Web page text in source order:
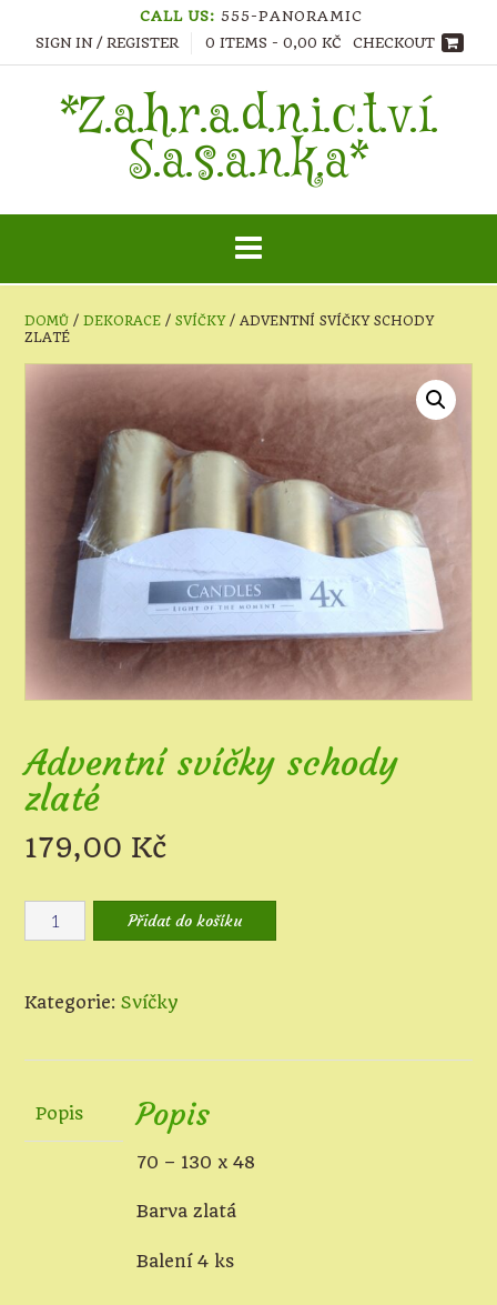
content
CALL US: 555-PANORAMIC
SIGN IN / REGISTER
0 ITEMS - 0,00 KČ CHECKOUT
*Z.a.h.r.a.d.n.i.c.t.v.í.
S.a.s.a.n.k.a*
DOMŮ / DEKORACE / SVÍČKY/ ADVENTNÍ SVÍČKY SCHODY
ZLATÉ
Adventní svíčky schody
zlaté
179,00 Kč
Adventní
svíčky
množství
Přidat do košíku
Kategorie: Svíčky
Popis Popis
70 – 130 x 48
Barva zlatá
Balení 4 ks